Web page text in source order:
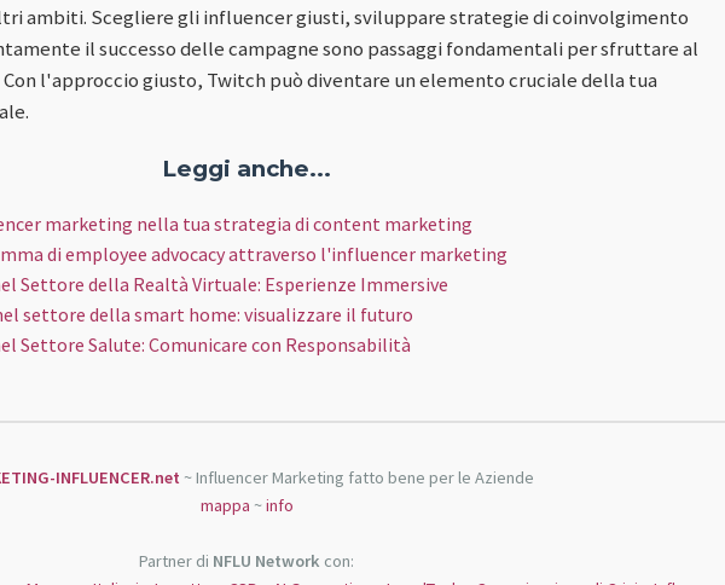
ambiti. Scegliere gli influencer giusti, sviluppare strategie di coinvolgimento
il successo delle campagne sono passaggi fondamentali per sfruttare al
l'approccio giusto, Twitch può diventare un elemento cruciale della tua
Leggi anche...
marketing nella tua strategia di content marketing
di employee advocacy attraverso l'influencer marketing
Settore della Realtà Virtuale: Esperienze Immersive
settore della smart home: visualizzare il futuro
Settore Salute: Comunicare con Responsabilità
INFLUENCER.net ~ Influencer Marketing fatto bene per le Aziende
mappa ~info
Partner di NFLU Network con: